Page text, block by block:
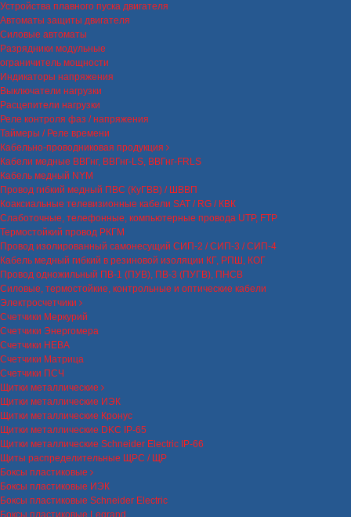
Устройства плавного пуска двигателя
Автоматы защиты двигателя
Силовые автоматы
Разрядники модульные
ограничитель мощности
Индикаторы напряжения
Выключатели нагрузки
Расцепители нагрузки
Реле контроля фаз / напряжения
Таймеры / Реле времени
Кабельно-проводниковая продукция
Кабели медные ВВГнг, ВВГнг-LS, ВВГнг-FRLS
Кабель медный NYM
Провод гибкий медный ПВС (КуГВВ) / ШВВП
Коаксиальные телевизионные кабели SAT / RG / КВК
Слаботочные, телефонные, компьютерные провода UTP, FTP
Термостойкий провод РКГМ
Провод изолированный самонесущий СИП-2 / СИП-3 / СИП-4
Кабель медный гибкий в резиновой изоляции КГ, РПШ, КОГ
Провод одножильный ПВ-1 (ПУВ), ПВ-3 (ПУГВ), ПНСВ
Силовые, термостойкие, контрольные и оптические кабели
Электросчетчики
Счетчики Меркурий
Счетчики Энергомера
Счетчики НЕВА
Счетчики Матрица
Счетчики ПСЧ
Щитки металлические
Щитки металлические ИЭК
Щитки металлические Кронус
Щитки металлические DKC IP-65
Щитки металлические Schneider Electric IP-66
Щиты распределительные ЩРС / ЩР
Боксы пластиковые
Боксы пластиковые ИЭК
Боксы пластиковые Schneider Electric